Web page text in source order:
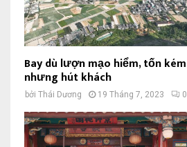
Bay dù lượn mạo hiểm, tốn kém
nhưng hút khách
bởi Thái Dương 19 Tháng 7, 2023 0